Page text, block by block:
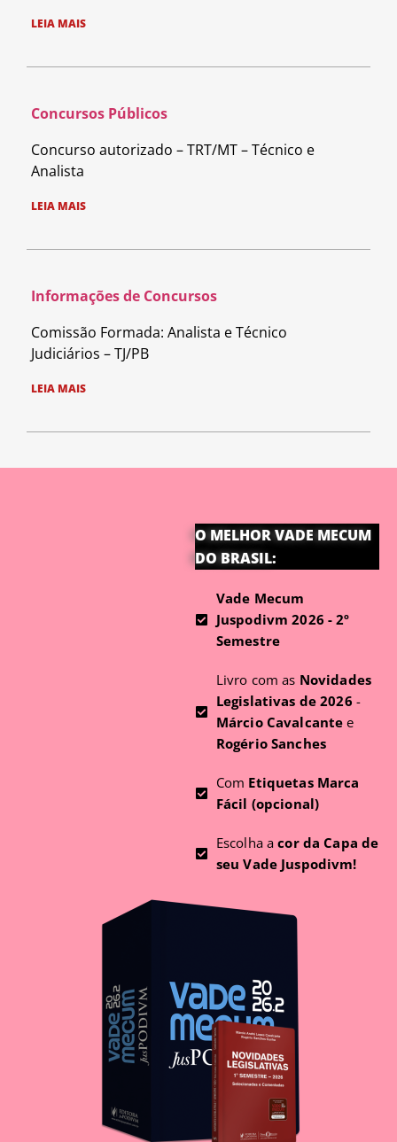
LEIA MAIS
Concursos Públicos
Concurso autorizado – TRT/MT – Técnico e
Analista
LEIA MAIS
Informações de Concursos
Comissão Formada: Analista e Técnico
Judiciários – TJ/PB
LEIA MAIS
O MELHOR VADE MECUM
DO BRASIL:
Vade Mecum
Juspodivm 2026 - 2º
Semestre
Livro com as Novidades
Legislativas de 2026 -
Márcio Cavalcante e
Rogério Sanches
Com Etiquetas Marca
Fácil (opcional)
Escolha acor da Capa de
seu Vade Juspodivm!